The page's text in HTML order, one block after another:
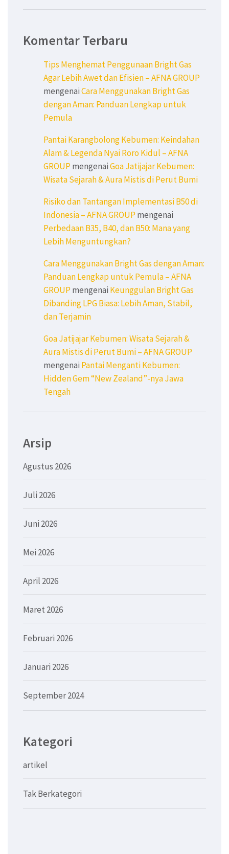
Komentar Terbaru
Tips Menghemat Penggunaan Bright Gas
Agar Lebih Awet dan Efisien – AFNA GROUP
mengenaiCara Menggunakan Bright Gas
dengan Aman: Panduan Lengkap untuk
Pemula
Pantai Karangbolong Kebumen: Keindahan
Alam & Legenda Nyai Roro Kidul – AFNA
GROUPmengenaiGoa Jatijajar Kebumen:
Wisata Sejarah & Aura Mistis di Perut Bumi
Risiko dan Tantangan Implementasi B50 di
Indonesia – AFNA GROUPmengenai
Perbedaan B35, B40, dan B50: Mana yang
Lebih Menguntungkan?
Cara Menggunakan Bright Gas dengan Aman:
Panduan Lengkap untuk Pemula – AFNA
GROUPmengenai Keunggulan Bright Gas
Dibanding LPG Biasa: Lebih Aman, Stabil,
dan Terjamin
Goa Jatijajar Kebumen: Wisata Sejarah &
Aura Mistis di Perut Bumi – AFNA GROUP
mengenai Pantai Menganti Kebumen:
Hidden Gem “New Zealand”-nya Jawa
Tengah
Arsip
Agustus 2026
Juli 2026
Juni 2026
Mei 2026
April 2026
Maret 2026
Februari 2026
Januari 2026
September 2024
Kategori
artikel
Tak Berkategori